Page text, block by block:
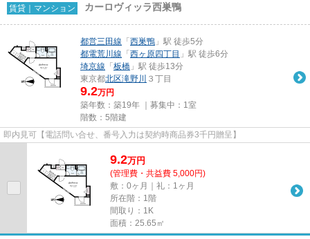
賃貸｜マンション カーロヴィッラ西巣鴨
都営三田線 「 西巣鴨 」駅 徒歩5分
都電荒川線 「 西ヶ原四丁目 」駅 徒歩6分
埼京線 「 板橋 」駅 徒歩13分
東京都北区滝野川 ３丁目
9.2万円
築年数：築19年 ｜募集中： 1室
階数：5階建
即内見可【電話問い合せ、番号入力は契約時商品券3千円贈呈】
9.2万円
(管理費・共益費 5,000円)
敷：0ヶ月｜礼：1ヶ月
所在階：1階
間取り：1K
面積：25.65㎡